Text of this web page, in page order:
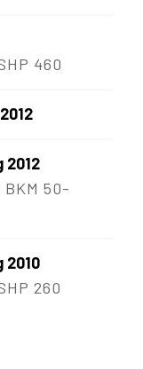
460
2012
BKM 50-
2010
260